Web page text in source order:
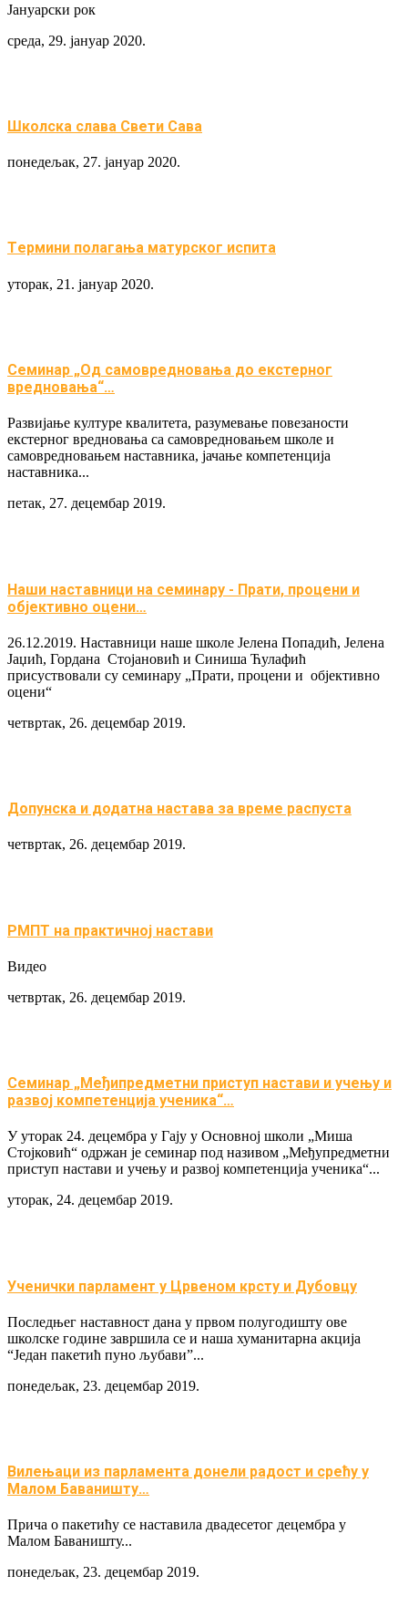
Јануарски рок
среда, 29. јануар 2020.
Школска слава Свети Сава
понедељак, 27. јануар 2020.
Tермини полагања матурског испита
уторак, 21. јануар 2020.
Семинар „Од самовредновања до екстерног
вредновања“…
Развијање културе квалитета, разумевање повезаности
екстерног вредновања са самовредновањем школе и
самовредновањем наставника, јачање компетенција
наставника...
петак, 27. децембар 2019.
Наши наставници на семинару - Прати, процени и
објективно оцени…
26.12.2019. Наставници наше школе Јелена Попадић, Јелена
Јаџић, Гордана Стојановић и Синиша Ћулафић
присуствовали су семинару „Прати, процени и објективно
оцени“
четвртак, 26. децембар 2019.
Допунска и додатна настава за време распуста
четвртак, 26. децембар 2019.
РМПТ на практичној настави
Видео
четвртак, 26. децембар 2019.
Семинар „Међипредметни приступ настави и учењу и
развој компетенција ученика“…
У уторак 24. децембра у Гају у Основној школи „Миша
Стојковић“ одржан је семинар под називом „Међупредметни
приступ настави и учењу и развој компетенција ученика“...
уторак, 24. децембар 2019.
Ученички парламент у Црвеном крсту и Дубовцу
Последњег наставност дана у првом полугодишту ове
школске године завршила се и наша хуманитарна акција
“Један пакетић пуно љубави”...
понедељак, 23. децембар 2019.
Вилењаци из парламента донели радост и срећу у
Малом Баваништу…
Прича о пакетићу се наставила двадесетог децембра у
Малом Баваништу...
понедељак, 23. децембар 2019.